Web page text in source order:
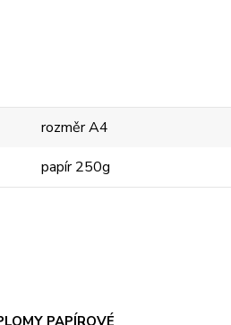
rozměr A4
papír 250g
PAPÍROVÉ